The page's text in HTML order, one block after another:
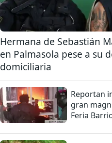
Hermana de Sebastián
en Palmasola pese a su
domiciliaria
Reportan
gran
Feria